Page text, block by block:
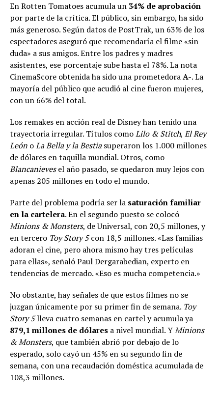
En Rotten Tomatoes acumula un 34% de aprobación
por parte de la crítica. El público, sin embargo, ha sido
más generoso. Según datos de PostTrak, un 63% de los
espectadores aseguró que recomendaría el filme «sin
duda» a sus amigos. Entre los padres y madres
asistentes, ese porcentaje sube hasta el 78%. La nota
CinemaScore obtenida ha sido una prometedoraA-. La
mayoría del público que acudió al cine fueron mujeres,
con un 66% del total.
Los remakes en acción real de Disney han tenido una
trayectoria irregular. Títulos comoLilo & Stitch, El Rey
León oLa Bella y la Bestiasuperaron los 1.000 millones
de dólares en taquilla mundial. Otros, como
Blancanievesel año pasado, se quedaron muy lejos con
apenas 205 millones en todo el mundo.
Parte del problema podría ser la saturación familiar
en la cartelera. En el segundo puesto se colocó
Minions & Monsters, de Universal, con 20,5 millones, y
en tercero Toy Story 5con 18,5 millones. «Las familias
adoran el cine, pero ahora mismo hay tres películas
para ellas», señaló Paul Dergarabedian, experto en
tendencias de mercado. «Eso es mucha competencia.»
No obstante, hay señales de que estos filmes no se
juzgan únicamente por su primer fin de semana. Toy
Story 5lleva cuatro semanas en cartel y acumula ya
879,1 millones de dólares a nivel mundial. YMinions
& Monsters, que también abrió por debajo de lo
esperado, solo cayó un 45% en su segundo fin de
semana, con una recaudación doméstica acumulada de
108,3 millones.